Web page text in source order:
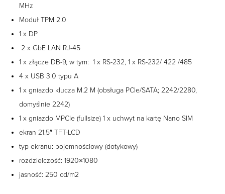
MHz
Moduł TPM 2.0
1 x DP
2 x GbE LAN RJ-45
1 x złącze DB-9, w tym: 1 x RS-232, 1 x RS-232/ 422 /485
4 x USB 3.0 typu A
1 x gniazdo klucza M.2 M (obsługa PCIe/SATA; 2242/2280,
domyślnie 2242)
1 x gniazdo MPCIe (fullsize) 1 x uchwyt na kartę Nano SIM
ekran 21.5″ TFT-LCD
typ ekranu: pojemnościowy (dotykowy)
rozdzielczość: 1920×1080
jasność: 250 cd/m2